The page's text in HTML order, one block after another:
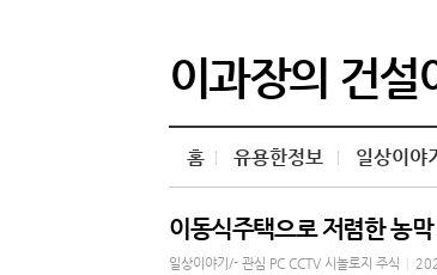
이과장의 건설
홈 유용한정보 일상이야기
이동식주택으로 저렴한 농
일상이야기/- 관심 PC CCTV 시놀로지 주식